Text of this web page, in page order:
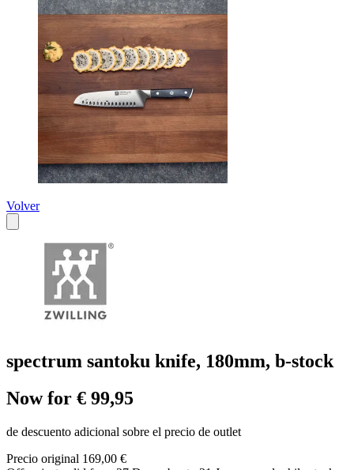
Volver
spectrum santoku knife, 180mm, b-stock
Now for € 99,95
de descuento adicional sobre el precio de outlet
Precio original 169,00 €